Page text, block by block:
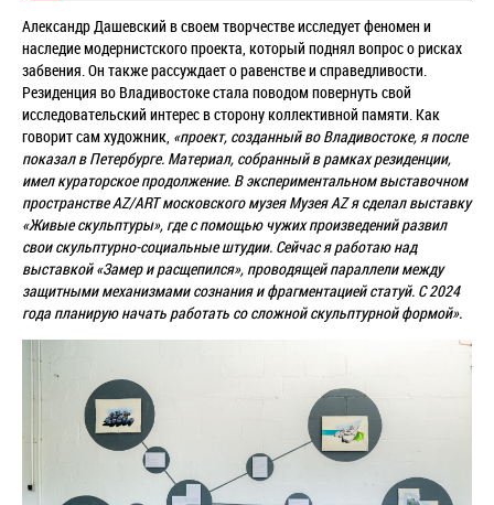
АлександрДашевский в своем творчестве исследует феномен и
наследие модернистского проекта, который поднял вопрос о рисках
забвения. Он также рассуждает о равенстве и справедливости.
Резиденция во Владивостоке стала поводом повернуть свой
исследовательский интерес в сторону коллективной памяти. Как
говорит сам художник, «проект, созданный во Владивостоке, я после
показал в Петербурге. Материал, собранный в рамках резиденции,
имел кураторское продолжение. В экспериментальном выставочном
пространстве AZ/ART московского музея Музея AZ я сделал выставку
«Живые скульптуры», где с помощью чужих произведений развил
свои скульптурно-социальные штудии. Сейчас я работаю над
выставкой «Замер и расщепился», проводящей параллели между
защитными механизмами сознания и фрагментацией статуй. С 2024
года планирую начать работать со сложной скульптурной формой».